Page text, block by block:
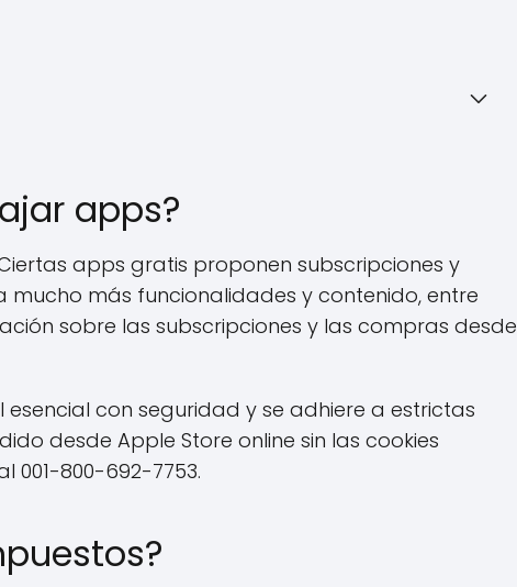
apps?
apps gratis proponen subscripciones y
más funcionalidades y contenido, entre
sobre las subscripciones y las compras desde
con seguridad y se adhiere a estrictas
desde Apple Store online sin las cookies
001-800-692-7753.